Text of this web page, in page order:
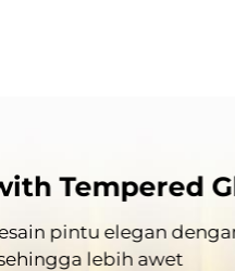
Tempered
pintu elegan
lebih awet